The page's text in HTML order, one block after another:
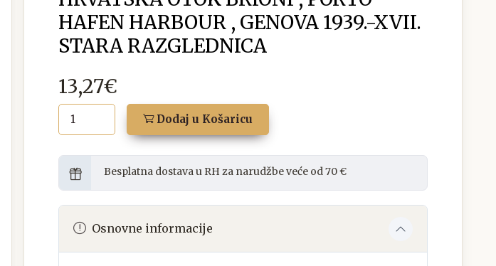
HAFEN HARBOUR , GENOVA 1939.-XVII.
STARA RAZGLEDNICA
13,27€
Dodaj u Košaricu
Besplatna dostava u RH za narudžbe veće od 70 €
Osnovne informacije